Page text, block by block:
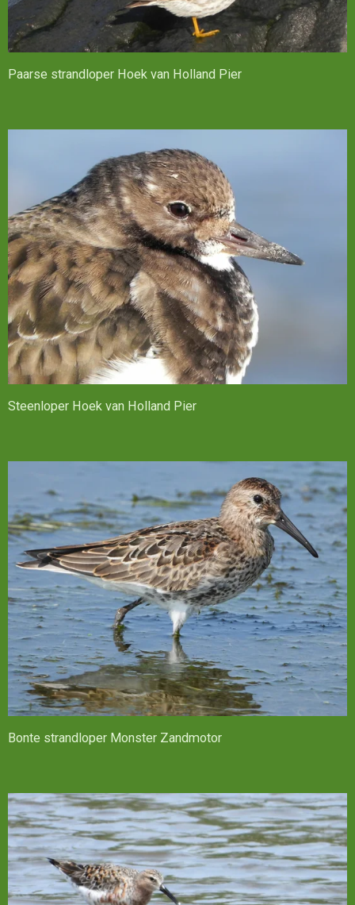
Paarse strandloper Hoek van Holland Pier
Steenloper Hoek van Holland Pier
Bonte strandloper Monster Zandmotor